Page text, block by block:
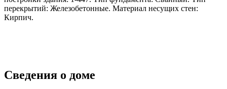
перекрытий: Железобетонные. Материал несущих стен:
Кирпич.
Сведения о доме